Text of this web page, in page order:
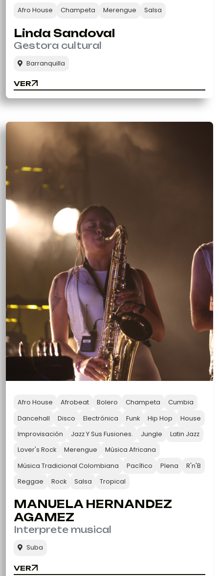
Afro House Champeta Merengue Salsa
Linda Sandoval
Gestora cultural
Barranquilla
VER
VER
Afro House Afrobeat Bolero Champeta
Cumbia
Dancehall
Disco Electrónica Funk Hip Hop
House
Improvisación
Jazz Y Sus Fusiones. Jungle
Latin Jazz
Lover's Rock
Merengue
Música Africana
Música Tradicional Colombiana
Pacífico Plena
R'n'B
Reggae
Rock Salsa Tropical
MANUELA HERNANDEZ
AGAMEZ
Interprete musical
Suba
VER